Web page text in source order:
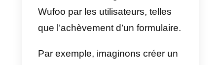
Si vous ne l’avez pas déjà fait,
vous devez d’abord :
1) Créer un compteCallbell